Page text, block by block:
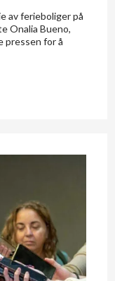
av ferieboliger på
Onalia Bueno,
pressen for å